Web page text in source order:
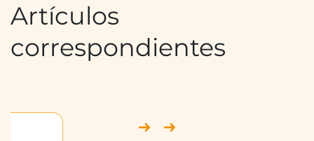
Artículos
correspondientes